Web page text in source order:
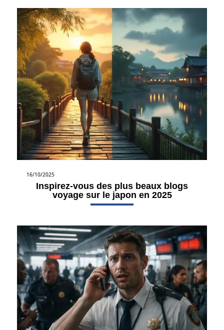
16/10/2025
Inspirez-vous des plus beaux blogs
voyage sur le japon en 2025